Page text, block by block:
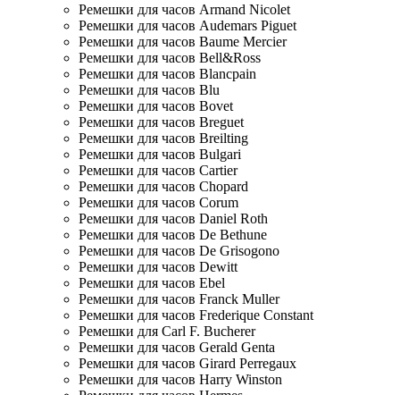
Ремешки для часов Armand Nicolet
Ремешки для часов Audemars Piguet
Ремешки для часов Baume Mercier
Ремешки для часов Bell&Ross
Ремешки для часов Blancpain
Ремешки для часов Blu
Ремешки для часов Bovet
Ремешки для часов Breguet
Ремешки для часов Breilting
Ремешки для часов Bulgari
Ремешки для часов Cartier
Ремешки для часов Chopard
Ремешки для часов Corum
Ремешки для часов Daniel Roth
Ремешки для часов De Bethune
Ремешки для часов De Grisogono
Ремешки для часов Dewitt
Ремешки для часов Ebel
Ремешки для часов Franck Muller
Ремешки для часов Frederique Constant
Ремешки для Carl F. Bucherer
Ремешки для часов Gerald Genta
Ремешки для часов Girard Perregaux
Ремешки для часов Harry Winston